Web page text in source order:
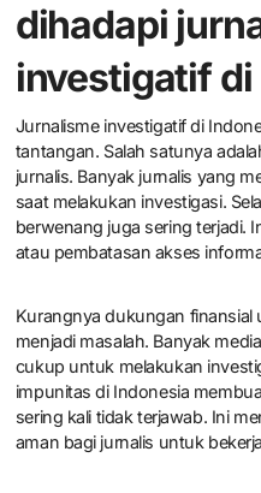
dihadapi
investigatif di
Jurnalisme investigatif di
tantangan. Salah satunya
jurnalis. Banyak jurnalis yang
saat melakukan investigasi.
berwenang juga sering terjadi.
atau pembatasan akses
Kurangnya dukungan finansial
menjadi masalah. Banyak
cukup untuk melakukan
impunitas di Indonesia
sering kali tidak terjawab. Ini
aman bagi jurnalis untuk